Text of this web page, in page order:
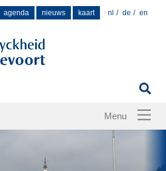
agenda nieuws kaart nl de en